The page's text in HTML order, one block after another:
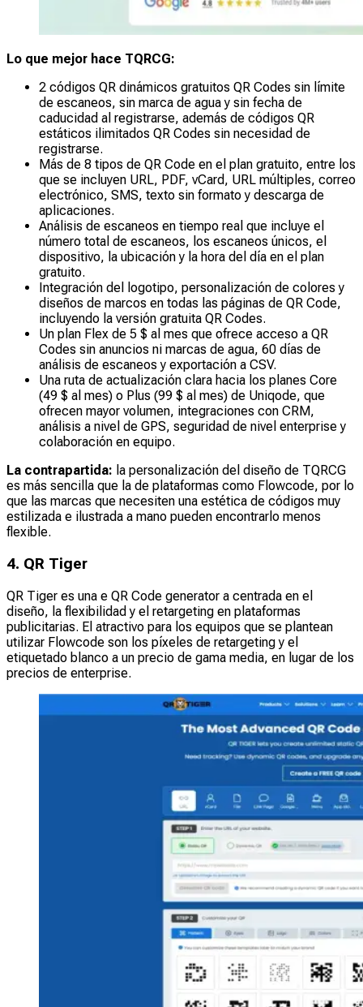
Lo que mejor hace TQRCG:
2 códigos QR dinámicos gratuitos QR Codes sin límite
de escaneos, sin marca de agua y sin fecha de
caducidad al registrarse, además de códigos QR
estáticos ilimitados QR Codes sin necesidad de
registrarse.
Más de 8 tipos de QR Code en el plan gratuito, entre los
que se incluyen URL, PDF, vCard, URL múltiples, correo
electrónico, SMS, texto sin formato y descarga de
aplicaciones.
Análisis de escaneos en tiempo real que incluye el
número total de escaneos, los escaneos únicos, el
dispositivo, la ubicación y la hora del día en el plan
gratuito.
Integración del logotipo, personalización de colores y
diseños de marcos en todas las páginas de QR Code,
incluyendo la versión gratuita QR Codes.
Un plan Flex de 5 $ al mes que ofrece acceso a QR
Codes sin anuncios ni marcas de agua, 60 días de
análisis de escaneos y exportación a CSV.
Una ruta de actualización clara hacia los planes Core
(49 $ al mes) o Plus (99 $ al mes) de Uniqode, que
ofrecen mayor volumen, integraciones con CRM,
análisis a nivel de GPS, seguridad de nivel enterprise y
colaboración en equipo.
La contrapartida: la personalización del diseño de TQRCG
es más sencilla que la de plataformas como Flowcode, por lo
que las marcas que necesiten una estética de códigos muy
estilizada e ilustrada a mano pueden encontrarlo menos
flexible.
4. QR Tiger
QR Tiger es una e QR Code generator a centrada en el
diseño, la flexibilidad y el retargeting en plataformas
publicitarias. El atractivo para los equipos que se plantean
utilizar Flowcode son los píxeles de retargeting y el
etiquetado blanco a un precio de gama media, en lugar de los
precios de enterprise.